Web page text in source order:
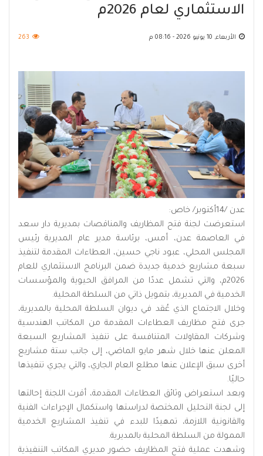
الاستثماري لعام 2026م
الأربعاء, 10 يونيو 2026 - 08:16 م 263
عدن /14أكتوبر/ خاص:
استعرضت لجنة فتح المظاريف والمناقصات بمديرية دار سعد
في العاصمة عدن، أمس، برئاسة مدير عام المديرية رئيس
المجلس المحلي، عبود ناجي حسين، العطاءات المقدمة لتنفيذ
سبعة مشاريع خدمية جديدة ضمن البرنامج الاستثماري للعام
2026م، والتي تشمل عددًا من المرافق الحيوية والمؤسسات
الخدمية في المديرية، بتمويل ذاتي من السلطة المحلية.
وخلال الاجتماع الذي عُقد في ديوان السلطة المحلية بالمديرية،
جرى فتح مظاريف العطاءات المقدمة من المكاتب الهندسية
وشركات المقاولات المتنافسة على تنفيذ المشاريع السبعة
المعلن عنها خلال شهر مايو الماضي، إلى جانب ستة مشاريع
أخرى سبق الإعلان عنها مطلع العام الجاري، والتي يجري تنفيذها
حاليًا.
وبعد استعراض وثائق العطاءات المقدمة، أقرت اللجنة إحالتها
إلى لجنة التحليل المختصة لدراستها واستكمال الإجراءات الفنية
والقانونية اللازمة، تمهيدًا للبدء في تنفيذ المشاريع الخدمية
الممولة من السلطة المحلية بالمديرية.
وشهدت عملية فتح المظاريف حضور مديري المكاتب التنفيذية